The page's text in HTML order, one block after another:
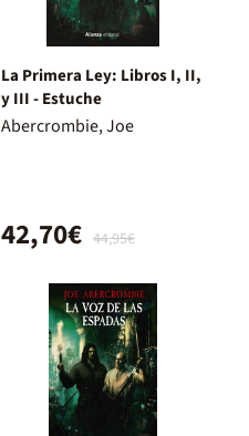
La Primera Ley: Libros I, II,
y III - Estuche
Abercrombie, Joe
44,95€
42,70€